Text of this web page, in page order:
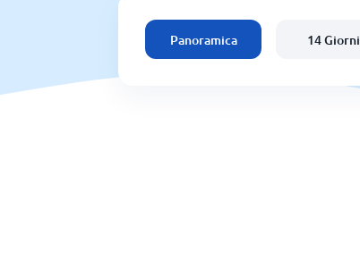
Panoramica 14 Giorni